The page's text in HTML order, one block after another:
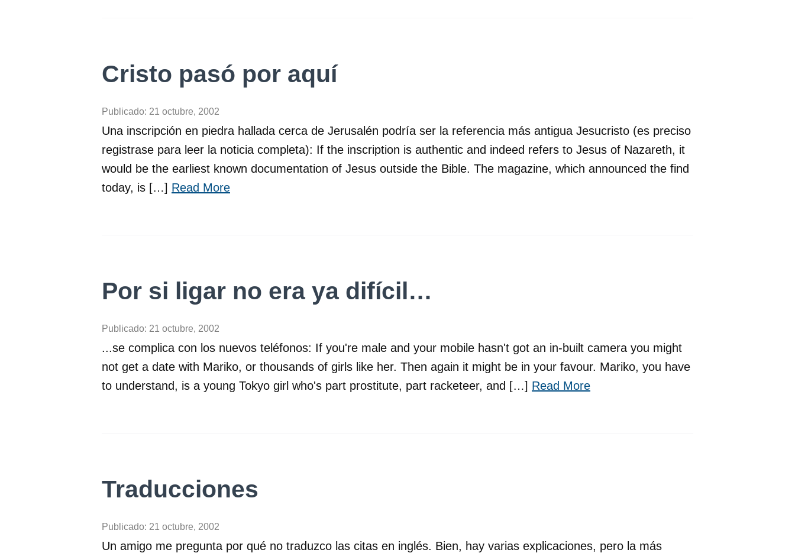
Cristo pasó por aquí
Publicado: 21 octubre, 2002
Una inscripción en piedra hallada cerca de Jerusalén podría ser la referencia más antigua Jesucristo (es preciso
registrase para leer la noticia completa): If the inscription is authentic and indeed refers to Jesus of Nazareth, it
would be the earliest known documentation of Jesus outside the Bible. The magazine, which announced the find
today, is […] Read More
Por si ligar no era ya difícil…
Publicado: 21 octubre, 2002
...se complica con los nuevos teléfonos: If you're male and your mobile hasn't got an in-built camera you might
not get a date with Mariko, or thousands of girls like her. Then again it might be in your favour. Mariko, you have
to understand, is a young Tokyo girl who's part prostitute, part racketeer, and […] Read More
Traducciones
Publicado: 21 octubre, 2002
Un amigo me pregunta por qué no traduzco las citas en inglés. Bien, hay varias explicaciones, pero la más